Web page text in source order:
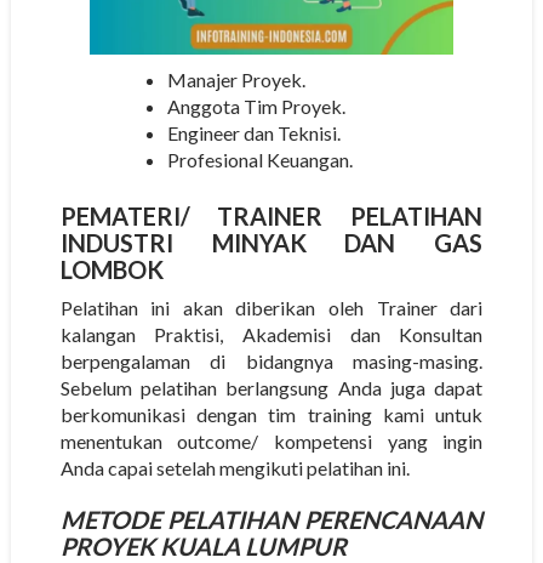
Manajer Proyek.
Anggota Tim Proyek.
Engineer dan Teknisi.
Profesional Keuangan.
PEMATERI/TRAINER PELATIHAN
INDUSTRI MINYAK DAN GAS
LOMBOK
Pelatihan ini akan diberikan oleh Trainer dari
kalangan Praktisi, Akademisi dan Konsultan
berpengalaman di bidangnya masing-masing.
Sebelum pelatihan berlangsung Anda juga dapat
berkomunikasi dengan tim training kami untuk
menentukan outcome/ kompetensi yang ingin
Anda capai setelah mengikuti pelatihan ini.
METODEPELATIHAN PERENCANAAN
PROYEK KUALA LUMPUR